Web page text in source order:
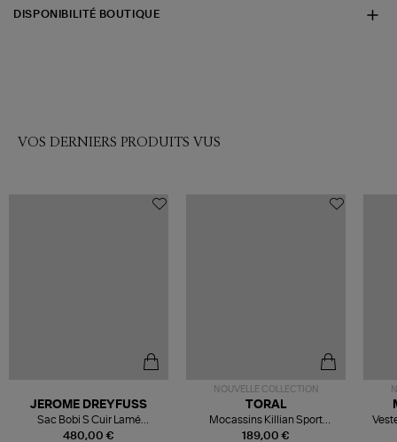
DISPONIBILITÉ BOUTIQUE
VOS DERNIERS PRODUITS VUS
480,00 €
JEROME DREYFUSS
Sac Bobi S Cuir Lamé
Champagne
NOUVELLE COLLECTION
189,00 €
TORAL
Mocassins Killian Sport
Mousse